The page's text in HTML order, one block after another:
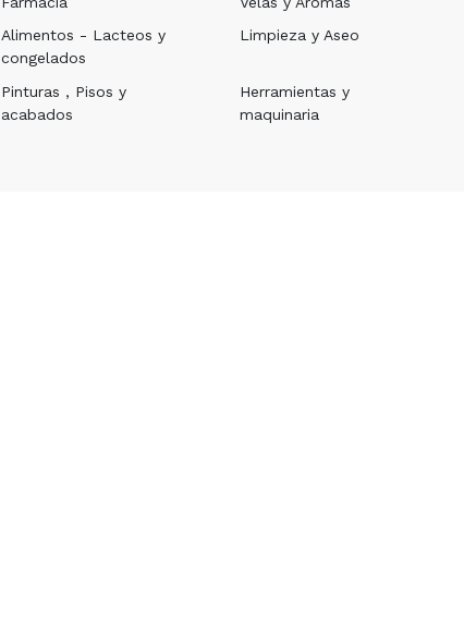
Alimentos - Lacteos y
congelados
Limpieza y Aseo
Pinturas , Pisos y
acabados
Herramientas y
maquinaria